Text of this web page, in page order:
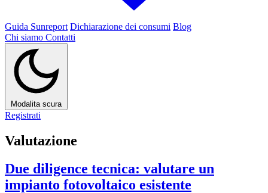
Guida Sunreport Dichiarazione dei consumi Blog
Chi siamo Contatti
Modalita scura
Registrati
Valutazione
Due diligence tecnica: valutare un
impianto fotovoltaico esistente